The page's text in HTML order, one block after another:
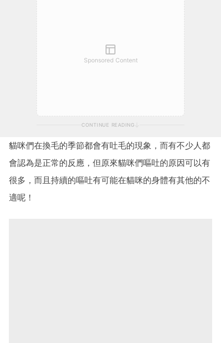
Sponsored Content
CONTINUE READING
貓咪們在換毛的季節都會有吐毛的現象，而有不少人都
會認為是正常的反應，但原來貓咪們嘔吐的原因可以有
很多，而且持續的嘔吐有可能在貓咪的身體有其他的不
適呢！